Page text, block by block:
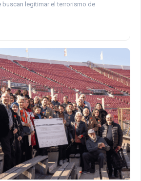
buscan legitimar el terrorismo de